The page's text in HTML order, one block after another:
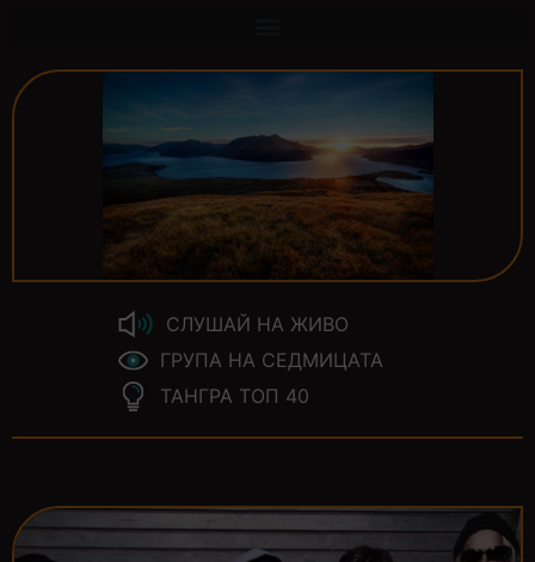
СЛУШАЙ НА ЖИВО
ГРУПА НА СЕДМИЦАТА
ТАНГРА ТОП 40